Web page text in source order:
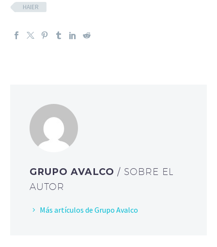
HAIER
GRUPO AVALCO/ SOBRE EL
AUTOR
Más artículos de Grupo Avalco